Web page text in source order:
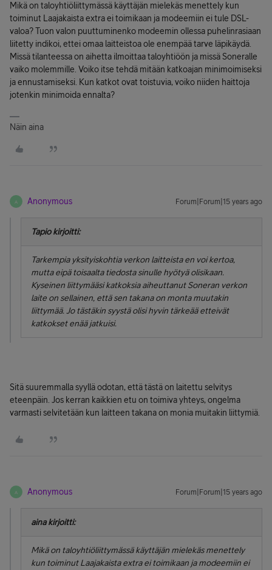
Mikä on taloyhtiöliittymässä käyttäjän mielekäs menettely kun
toiminut Laajakaista extra ei toimikaan ja modeemiin ei tule DSL-
valoa? Tuon valon puuttuminenko modeemin ollessa puhelinrasiaan
liitetty indikoi, ettei omaa laitteistoa ole enempää tarve läpikäydä.
Missä tilanteessa on aihetta ilmoittaa taloyhtiöön ja missä Soneralle
vaiko molemmille. Voiko itse tehdä mitään katkoajan minimoimiseksi
ja ennustamiseksi. Kun katkot ovat toistuvia, voiko niiden haittoja
jotenkin minimoida ennalta?
Näin aina
A Anonymous Forum|Forum|15 years ago
Tapio kirjoitti:
Tarkempia yksityiskohtia verkon laitteista en voi kertoa,
mutta eipä toisaalta tiedosta sinulle hyötyä olisikaan.
Kyseinen liittymääsi katkoksia aiheuttanut Soneran verkon
laite on sellainen, että sen takana on monta muutakin
liittymää. Jo tästäkin syystä olisi hyvin tärkeää etteivät
katkokset enää jatkuisi.
Sitä suuremmalla syyllä odotan, että tästä on laitettu selvitys
eteenpäin. Jos kerran kaikkien etu on toimiva yhteys, ongelma
varmasti selvitetään kun laitteen takana on monia muitakin liittymiä.
A Anonymous Forum|Forum|15 years ago
aina kirjoitti:
Mikä on taloyhtiöliittymässä käyttäjän mielekäs menettely
kun toiminut Laajakaista extra ei toimikaan ja modeemiin ei